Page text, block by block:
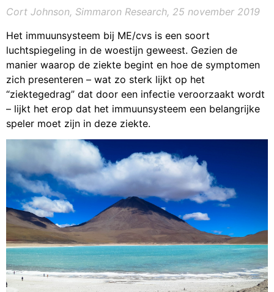
Cort Johnson, Simmaron Research, 25 november 2019
Het immuunsysteem bij ME/cvs is een soort
luchtspiegeling in de woestijn geweest. Gezien de
manier waarop de ziekte begint en hoe de symptomen
zich presenteren – wat zo sterk lijkt op het
“ziektegedrag” dat door een infectie veroorzaakt wordt
– lijkt het erop dat het immuunsysteem een belangrijke
speler moet zijn in deze ziekte.